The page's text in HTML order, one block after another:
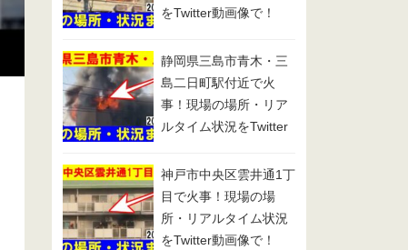
をTwitter動画像で！
静岡県三島市青木・三
島二日町駅付近で火
事！現場の場所・リア
ルタイム状況をTwitter
神戸市中央区雲井通1丁
目で火事！現場の場
所・リアルタイム状況
をTwitter動画像で！